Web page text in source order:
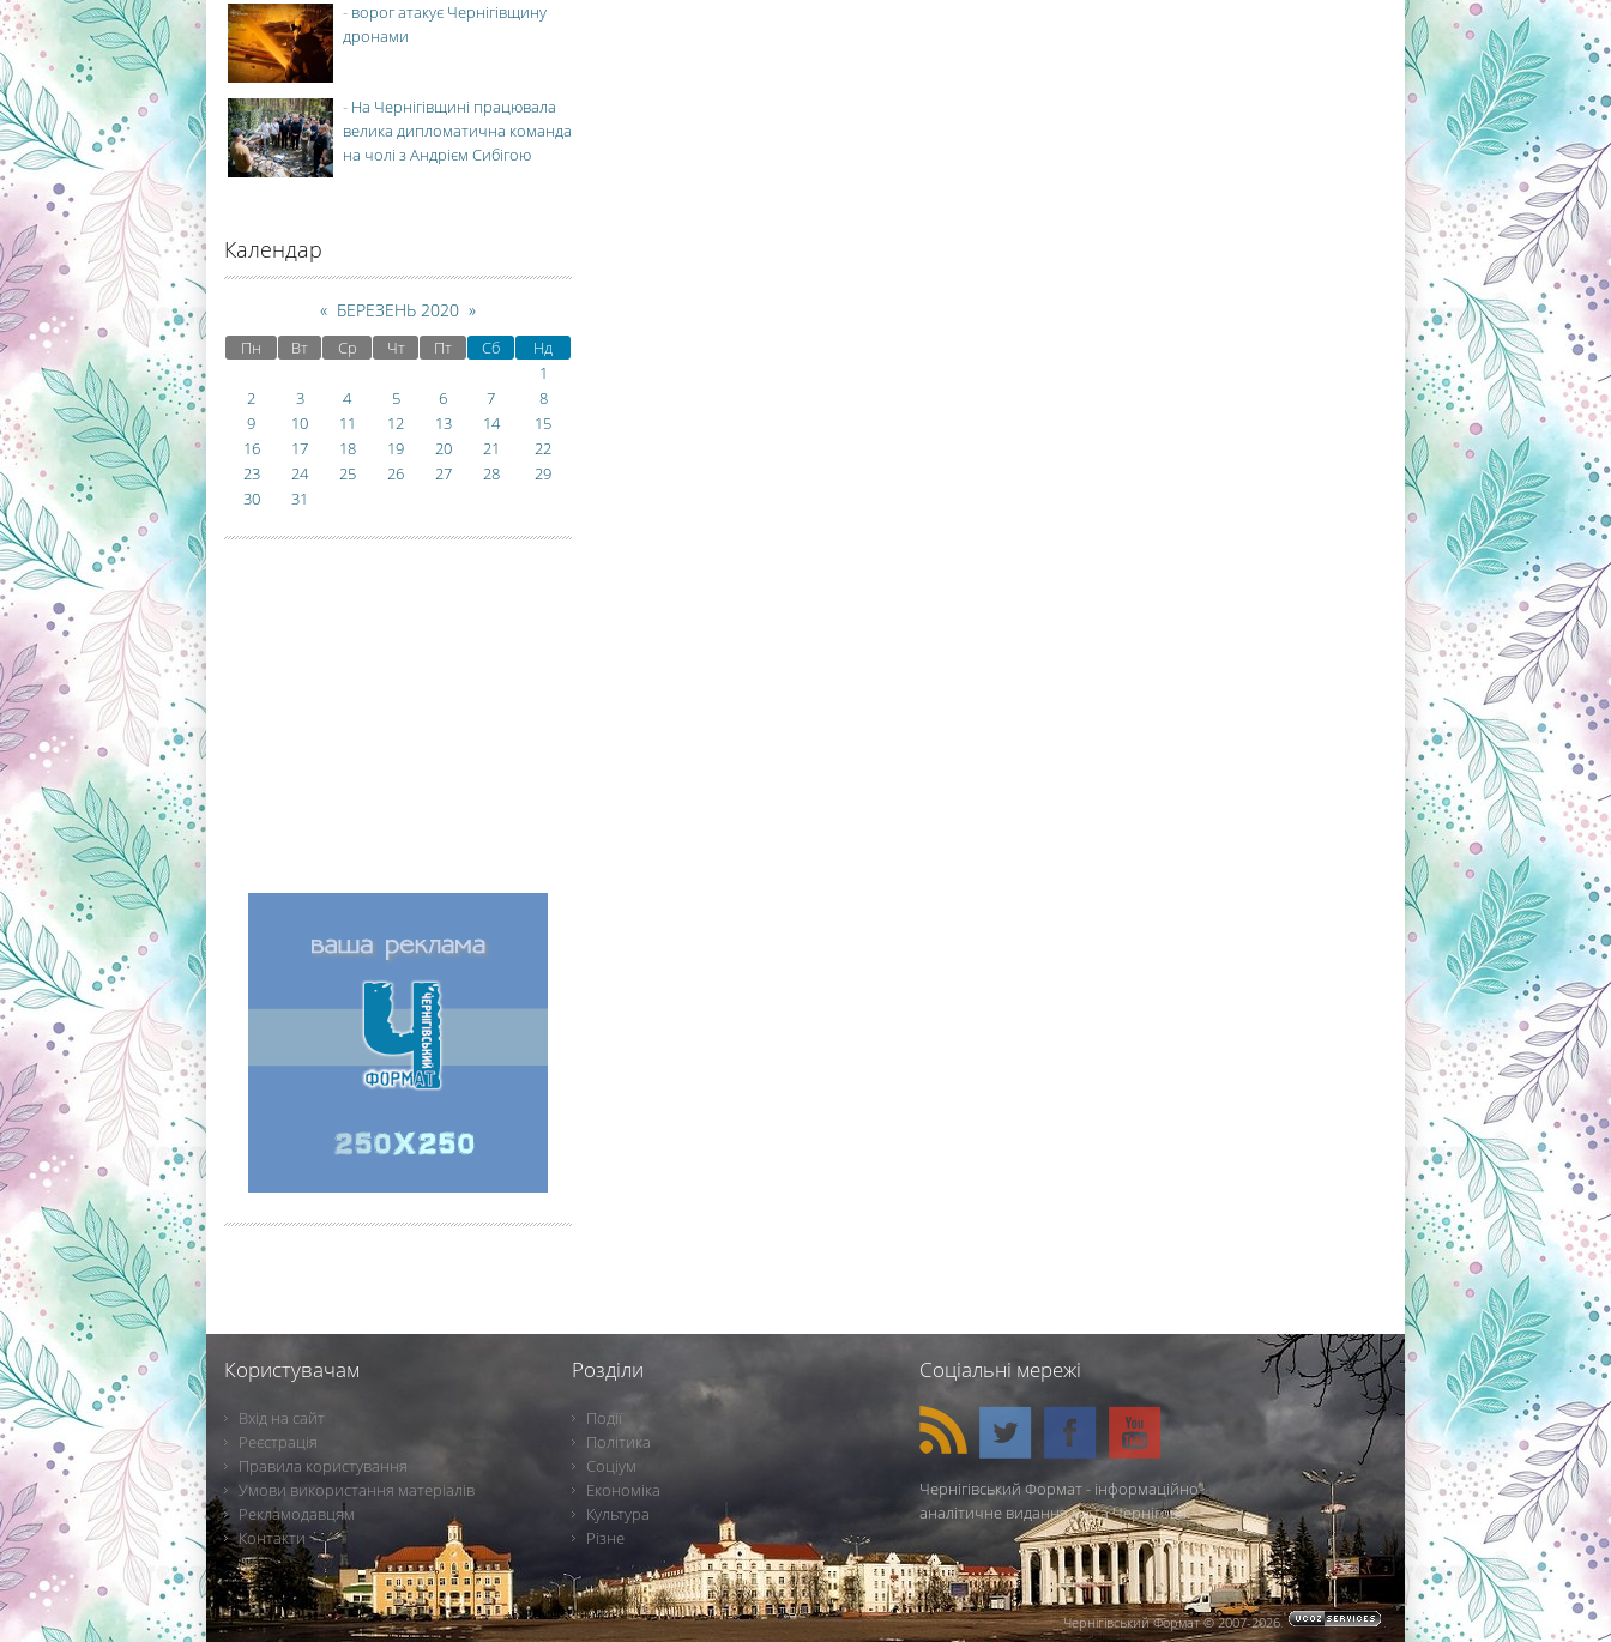
- ворог атакує Чернігівщину
дронами
- На Чернігівщині працювала
велика дипломатична команда
на чолі з Андрієм Сибігою
Календар
« БЕРЕЗЕНЬ 2020 »
Пн Вт Ср Чт Пт Сб
Нд
1
2
3 4 5 6 7
8
9
10 11 12 13 14
15
16
17 18 19 20 21
22
23
24 25 26 27 28
29
30
31
Користувачам
Вхід на сайт
Реєстрація
Правила користування
Умови використання матеріалів
Рекламодавцям
Контакти
Розділи
Події
Політика
Соціум
Економіка
Культура
Різне
Соціальні мережі
Чернігівський Формат - інформаційно-
аналітичне видання міста Чернігова.
Чернігівський Формат © 2007-2026. .